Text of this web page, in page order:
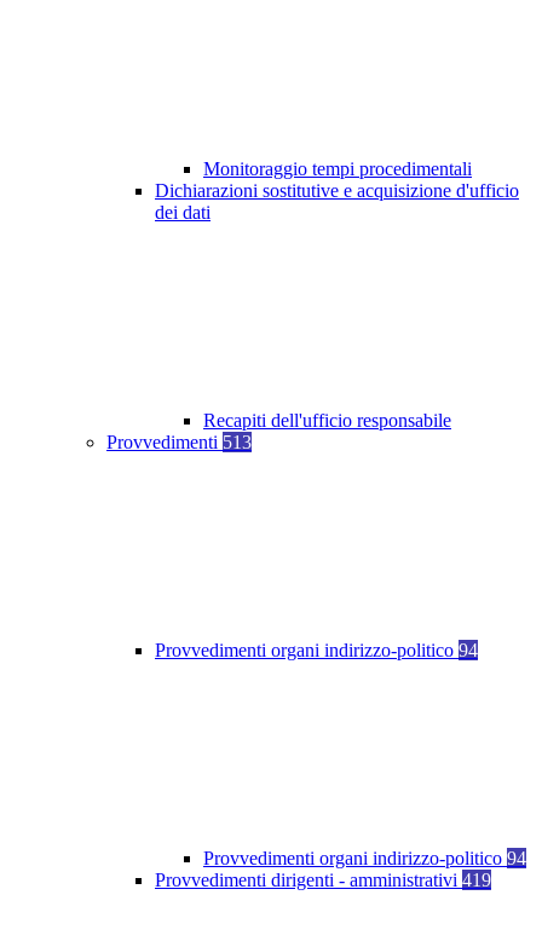
Monitoraggio tempi procedimentali
Dichiarazioni sostitutive e acquisizione d'ufficio
dei dati
Recapiti dell'ufficio responsabile
Provvedimenti 513
Provvedimenti organi indirizzo-politico 94
Provvedimenti organi indirizzo-politico 94
Provvedimenti dirigenti - amministrativi 419